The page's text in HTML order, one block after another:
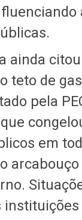
ainda
teto de
pela
em
instituições